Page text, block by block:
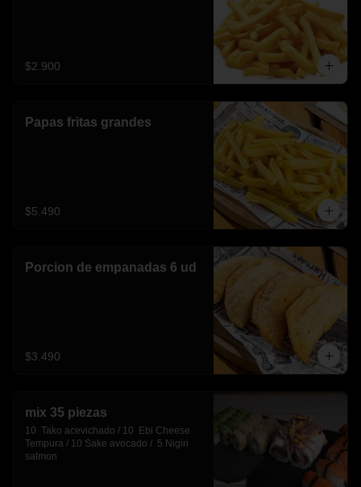
$2.900
Papas fritas grandes
$5.490
Porcion de empanadas 6 ud
$3.490
mix 35 piezas
10  Tako acevichado / 10  Ebi Cheese
Tempura / 10 Sake avocado /  5 Nigiri
salmon